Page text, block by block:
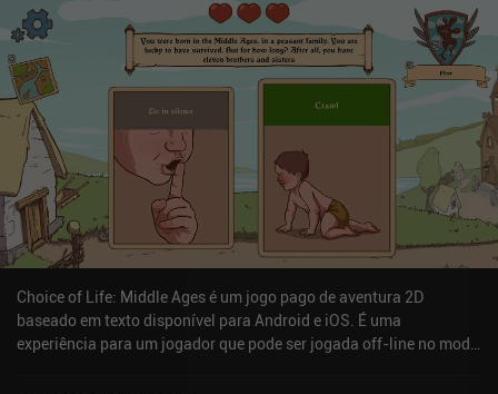
Choice of Life: Middle Ages é um jogo pago de aventura 2D
baseado em texto disponível para Android e iOS. É uma
experiência para um jogador que pode ser jogada off-line no modo